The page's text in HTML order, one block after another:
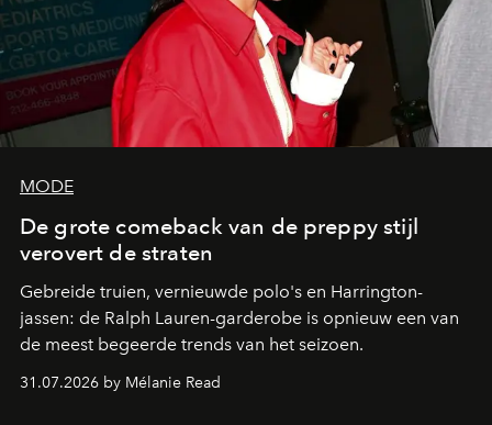
MODE
De grote comeback van de preppy stijl
verovert de straten
Gebreide truien, vernieuwde polo's en Harrington-
jassen: de Ralph Lauren-garderobe is opnieuw een van
de meest begeerde trends van het seizoen.
31.07.2026 by Mélanie Read